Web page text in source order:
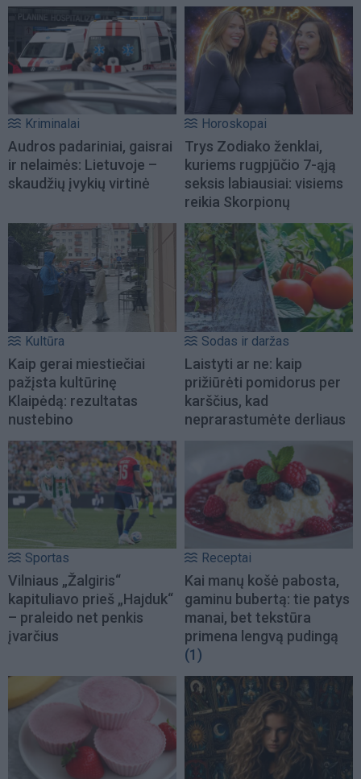
Kriminalai
Audros padariniai, gaisrai
ir nelaimės: Lietuvoje –
skaudžių įvykių virtinė
Horoskopai
Trys Zodiako ženklai,
kuriems rugpjūčio 7-ąją
seksis labiausiai: visiems
reikia Skorpionų
Kultūra
Kaip gerai miestiečiai
pažįsta kultūrinę
Klaipėdą: rezultatas
nustebino
Sodas ir daržas
Laistyti ar ne: kaip
prižiūrėti pomidorus per
karščius, kad
neprarastumėte derliaus
Sportas
Vilniaus „Žalgiris“
kapituliavo prieš „Hajduk“
– praleido net penkis
įvarčius
Receptai
Kai manų košė pabosta,
gaminu bubertą: tie patys
manai, bet tekstūra
primena lengvą pudingą
(1)